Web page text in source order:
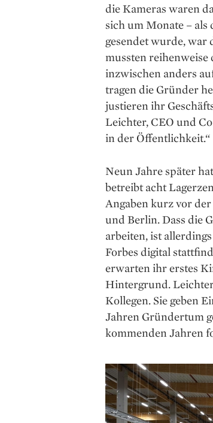
die Kameras waren
sich um Monate – als
gesendet wurde, war
mussten
inzwischen anders
tragen die Gründer
justieren ihr
Leichter, CEO und
in der Öffentlichkeit.“
Neun Jahre später
betreibt acht
Angaben kurz vor
und Berlin. Dass die
arbeiten, ist
Forbes digital
erwarten ihr erstes
Hintergrund.
Kollegen. Sie geben
Jahren Gründertum
kommenden Jahren